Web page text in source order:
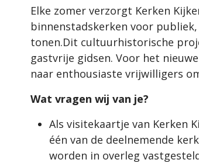
Elke zomer verzorgt Kerken
binnenstadskerken voor
tonen.Dit cultuurhistorische
gastvrije gidsen. Voor het
naar enthousiaste vrijwilligers
Wat vragen wij van je?
Als visitekaartje van Kerken
één van de deelnemende
worden in overleg